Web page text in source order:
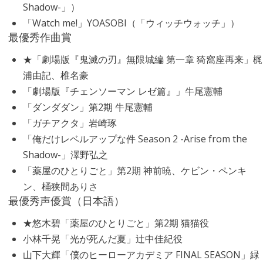
Shadow-」）
「Watch me!」YOASOBI（「ウィッチウォッチ」）
最優秀作曲賞
★「劇場版『鬼滅の刃』無限城編 第一章 猗窩座再来」梶
浦由記、椎名豪
「劇場版『チェンソーマン レゼ篇』」牛尾憲輔
「ダンダダン」第2期 牛尾憲輔
「ガチアクタ」岩崎琢
「俺だけレベルアップな件 Season 2 -Arise from the
Shadow-」澤野弘之
「薬屋のひとりごと」第2期 神前暁、ケビン・ペンキ
ン、桶狭間ありさ
最優秀声優賞（日本語）
★悠木碧「薬屋のひとりごと」第2期 猫猫役
小林千晃「光が死んだ夏」辻中佳紀役
山下大輝「僕のヒーローアカデミア FINAL SEASON」緑